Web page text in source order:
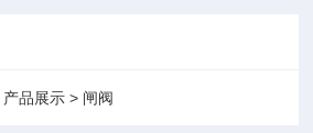
产品展示 > 闸阀